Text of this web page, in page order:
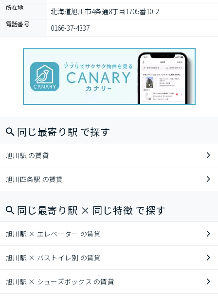
所在地 北海道旭川市4条通8丁目1705番10-2
電話番号 0166-37-4337
同じ最寄り駅 で探す
旭川駅 の賃貸
旭川四条駅 の賃貸
同じ最寄り駅 × 同じ特徴 で探す
旭川駅 × エレベーター の賃貸
旭川駅 × バストイレ別 の賃貸
旭川駅 × シューズボックス の賃貸